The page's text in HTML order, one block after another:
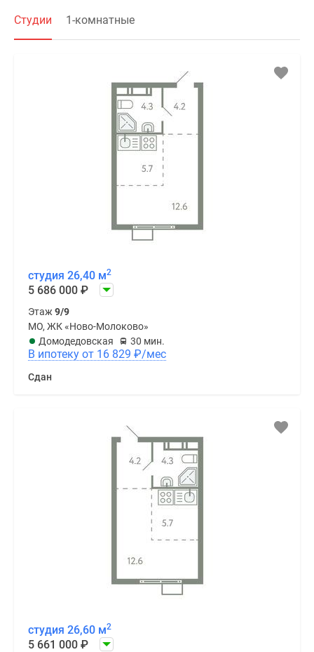
Студии 1-комнатные
студия 26,40 м2
5 686 000 ₽
Этаж 9/9
МО, ЖК «Ново-Молоково»
Домодедовская
30 мин.
В ипотеку от 16 829 ₽/мес
Сдан
студия 26,60 м2
5 661 000 ₽